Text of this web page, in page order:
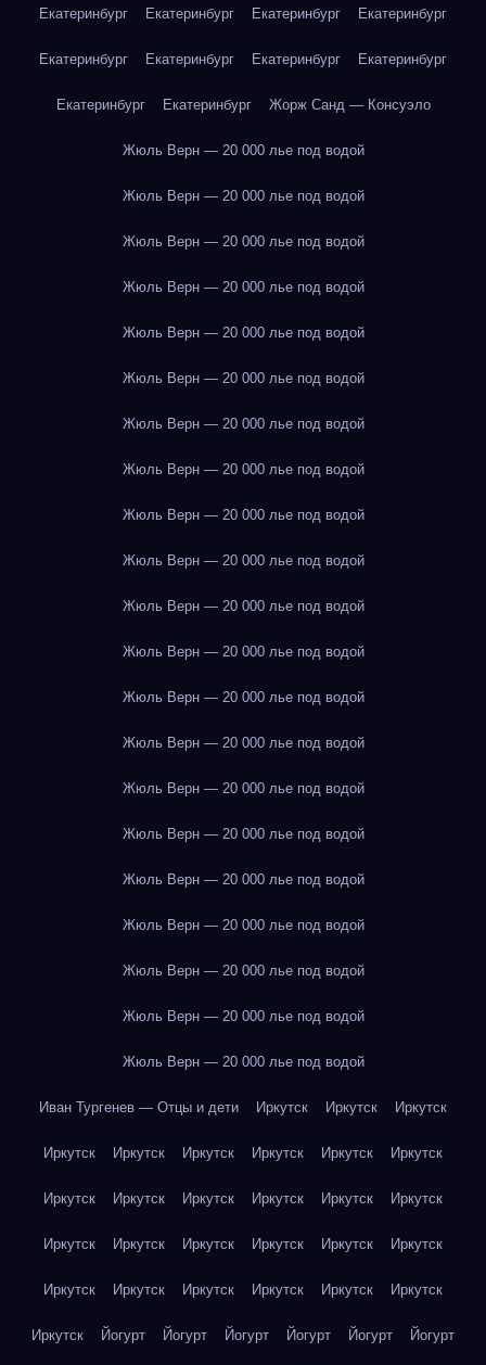
Екатеринбург Екатеринбург Екатеринбург Екатеринбург
Екатеринбург Екатеринбург Екатеринбург Екатеринбург
Екатеринбург Екатеринбург Жорж Санд — Консуэло
Жюль Верн — 20 000 лье под водой
Жюль Верн — 20 000 лье под водой
Жюль Верн — 20 000 лье под водой
Жюль Верн — 20 000 лье под водой
Жюль Верн — 20 000 лье под водой
Жюль Верн — 20 000 лье под водой
Жюль Верн — 20 000 лье под водой
Жюль Верн — 20 000 лье под водой
Жюль Верн — 20 000 лье под водой
Жюль Верн — 20 000 лье под водой
Жюль Верн — 20 000 лье под водой
Жюль Верн — 20 000 лье под водой
Жюль Верн — 20 000 лье под водой
Жюль Верн — 20 000 лье под водой
Жюль Верн — 20 000 лье под водой
Жюль Верн — 20 000 лье под водой
Жюль Верн — 20 000 лье под водой
Жюль Верн — 20 000 лье под водой
Жюль Верн — 20 000 лье под водой
Жюль Верн — 20 000 лье под водой
Жюль Верн — 20 000 лье под водой
Иван Тургенев — Отцы и дети Иркутск Иркутск Иркутск
Иркутск Иркутск Иркутск Иркутск Иркутск Иркутск
Иркутск Иркутск Иркутск Иркутск Иркутск Иркутск
Иркутск Иркутск Иркутск Иркутск Иркутск Иркутск
Иркутск Иркутск Иркутск Иркутск Иркутск Иркутск
Иркутск Йогурт Йогурт Йогурт Йогурт Йогурт Йогурт